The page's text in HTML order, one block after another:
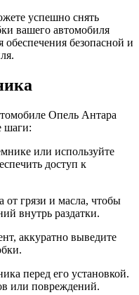
успешно снять
вашего автомобиля
безопасной и
Опель Антара
шаги:
или используйте
доступ к
от грязи и масла, чтобы
внутрь раздатки.
аккуратно выведите
перед его установкой.
или повреждений.